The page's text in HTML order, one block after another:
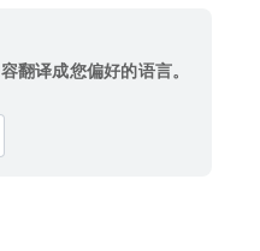
翻译成您偏好的语言。